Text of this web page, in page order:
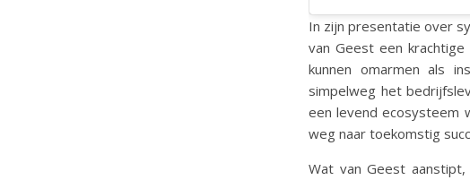
In zijn presentatie over
van Geest een
kunnen omarmen als
simpelweg het
een levend ecosysteem
weg naar toekomstig
Wat van Geest